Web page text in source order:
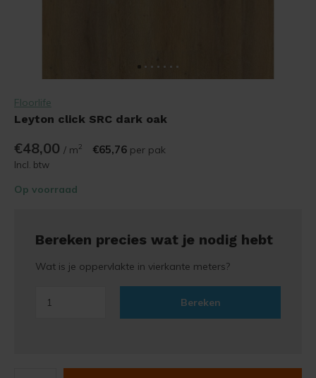
Floorlife
Leyton click SRC dark oak
€48,00 / m2 €65,76 per pak
Incl. btw
Op voorraad
Bereken precies wat je nodig hebt
Wat is je oppervlakte in vierkante meters?
Bereken